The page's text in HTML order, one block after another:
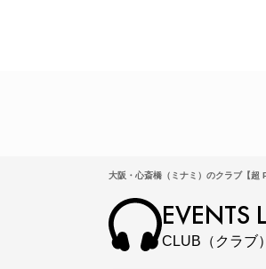
大阪・心斎橋（ミナミ）のクラブ【超
EVENTS
CLUB（クラブ